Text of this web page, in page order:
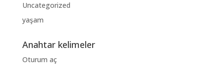
Uncategorized
yaşam
Anahtar kelimeler
Oturum aç